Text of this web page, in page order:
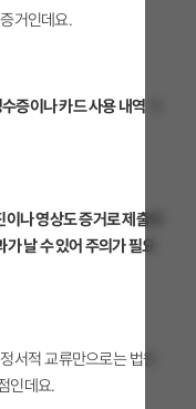
거인데요.
증이나 카드 사용 내역
나 영상도 증거로 제출되
날 수 있어 주의가 필요
서적 교류만으로는 법원
인데요.